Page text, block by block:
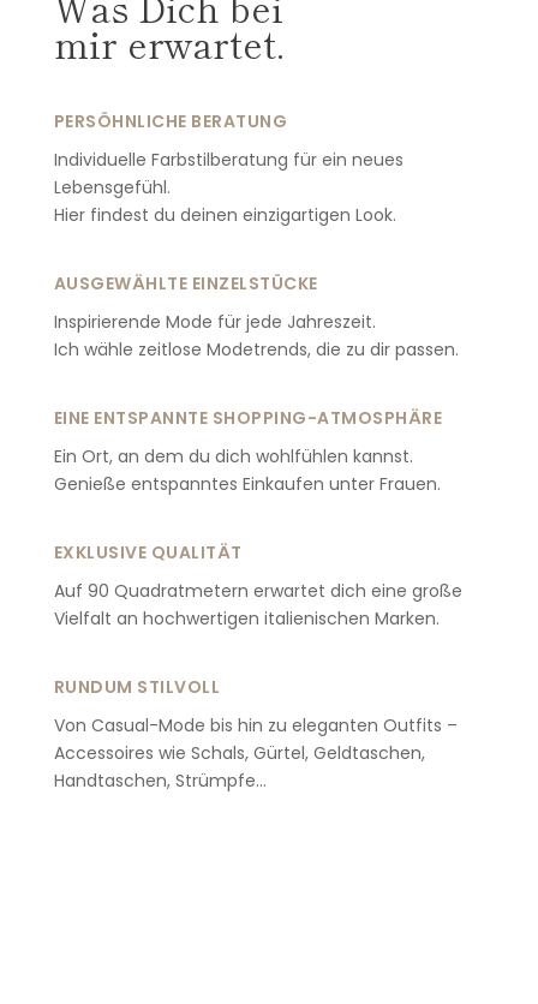
mir erwartet.
PERSÖHNLICHE BERATUNG
Individuelle Farbstilberatung für ein neues
Lebensgefühl.
Hier findest du deinen einzigartigen Look.
AUSGEWÄHLTE EINZELSTÜCKE
Inspirierende Mode für jede Jahreszeit.
Ich wähle zeitlose Modetrends, die zu dir passen.
EINE ENTSPANNTE SHOPPING-ATMOSPHÄRE
Ein Ort, an dem du dich wohlfühlen kannst.
Genieße entspanntes Einkaufen unter Frauen.
EXKLUSIVE QUALITÄT
Auf 90 Quadratmetern erwartet dich eine große
Vielfalt an hochwertigen italienischen Marken.
RUNDUM STILVOLL
Von Casual-Mode bis hin zu eleganten Outfits –
Accessoires wie Schals, Gürtel, Geldtaschen,
Handtaschen, Strümpfe…